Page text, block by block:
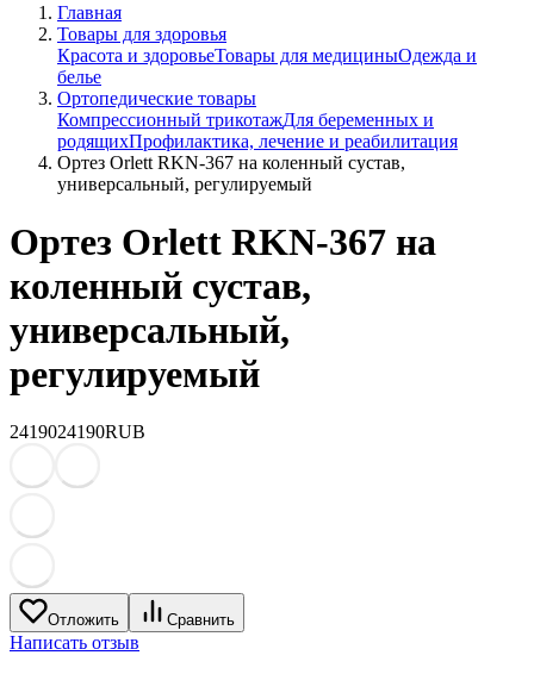
Главная
Товары для здоровья
Красота и здоровьеТовары для медициныОдежда и
белье
Ортопедические товары
Компрессионный трикотажДля беременных и
родящихПрофилактика, лечение и реабилитация
Ортез Orlett RKN-367 на коленный сустав,
универсальный, регулируемый
Ортез Orlett RKN-367 на
коленный сустав,
универсальный,
регулируемый
2419024190RUB
Отложить Сравнить
Написать отзыв